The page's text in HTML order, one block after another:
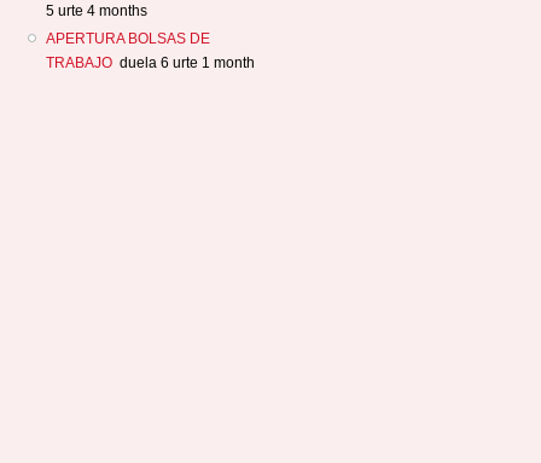
5 urte 4 months
APERTURA BOLSAS DE
TRABAJO duela 6 urte 1 month